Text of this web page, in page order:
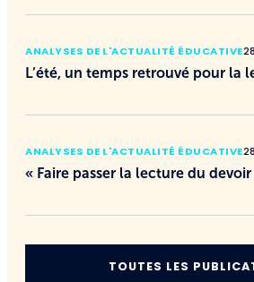
ANALYSES DE L'ACTUALITÉ ÉDUCATIVE
L’été, un temps retrouvé pour la
ANALYSES DE L'ACTUALITÉ ÉDUCATIVE
« Faire passer la lecture du
TOUTES LES